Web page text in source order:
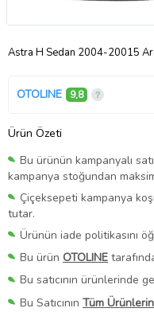
Astra H Sedan 2004-20015
OTOLINE 9,8
Ürün Özeti
Bu ürünün kampanyalı
kampanya stoğundan
Çiçeksepeti kampanya
tutar.
Ürünün iade politikasını
Bu ürün OTOLINE
Bu satıcının ürünlerinde
Bu Satıcının Tüm